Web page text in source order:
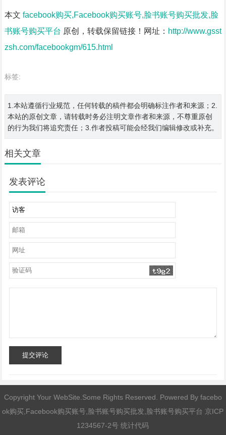
本文 facebook购买,Facebook购买账号,脸书账号购买批发,脸
书账号购买平台 原创，转载保留链接！网址： http://www.gsst
zsh.com/facebookgm/615.html
标签:
1.本站遵循行业规范，任何转载的稿件都会明确标注作者和来源；2.
本站的原创文章，请转载时务必注明文章作者和来源，不尊重原创
的行为我们将追究责任；3.作者投稿可能会经我们编辑修改或补充。
相关文章
发表评论
提交评论
Copyright Your WebSite.Some Rights Reserved. Powered By facebo
ok购买,Facebook购买账号,脸书账号购买批发,脸书账号购买平台 京ICP
1234567-2号 统计代码